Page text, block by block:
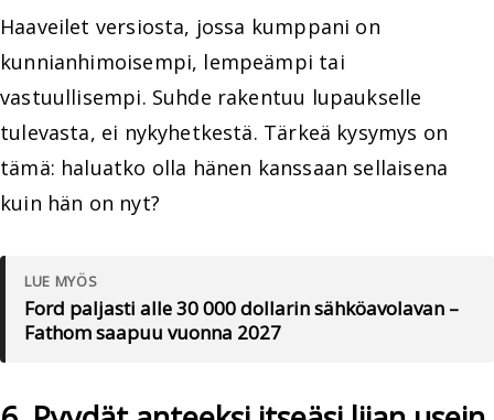
Haaveilet versiosta, jossa kumppani on
kunnianhimoisempi, lempeämpi tai
vastuullisempi. Suhde rakentuu lupaukselle
tulevasta, ei nykyhetkestä. Tärkeä kysymys on
tämä: haluatko olla hänen kanssaan sellaisena
kuin hän on nyt?
LUE MYÖS
Ford paljasti alle 30 000 dollarin sähköavolavan –
Fathom saapuu vuonna 2027